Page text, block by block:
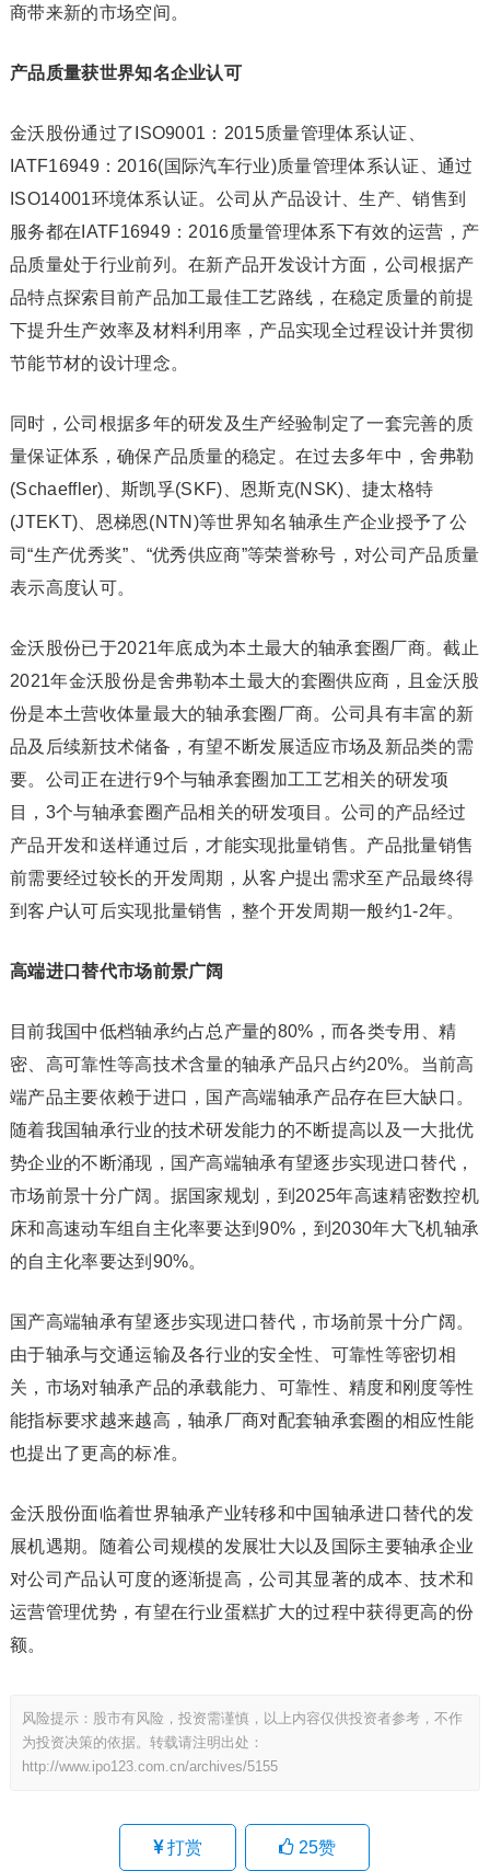
商带来新的市场空间。
产品质量获世界知名企业认可
金沃股份通过了ISO9001：2015质量管理体系认证、
IATF16949：2016(国际汽车行业)质量管理体系认证、通过
ISO14001环境体系认证。公司从产品设计、生产、销售到
服务都在IATF16949：2016质量管理体系下有效的运营，产
品质量处于行业前列。在新产品开发设计方面，公司根据产
品特点探索目前产品加工最佳工艺路线，在稳定质量的前提
下提升生产效率及材料利用率，产品实现全过程设计并贯彻
节能节材的设计理念。
同时，公司根据多年的研发及生产经验制定了一套完善的质
量保证体系，确保产品质量的稳定。在过去多年中，舍弗勒
(Schaeffler)、斯凯孚(SKF)、恩斯克(NSK)、捷太格特
(JTEKT)、恩梯恩(NTN)等世界知名轴承生产企业授予了公
司“生产优秀奖”、“优秀供应商”等荣誉称号，对公司产品质量
表示高度认可。
金沃股份已于2021年底成为本土最大的轴承套圈厂商。截止
2021年金沃股份是舍弗勒本土最大的套圈供应商，且金沃股
份是本土营收体量最大的轴承套圈厂商。公司具有丰富的新
品及后续新技术储备，有望不断发展适应市场及新品类的需
要。公司正在进行9个与轴承套圈加工工艺相关的研发项
目，3个与轴承套圈产品相关的研发项目。公司的产品经过
产品开发和送样通过后，才能实现批量销售。产品批量销售
前需要经过较长的开发周期，从客户提出需求至产品最终得
到客户认可后实现批量销售，整个开发周期一般约1-2年。
高端进口替代市场前景广阔
目前我国中低档轴承约占总产量的80%，而各类专用、精
密、高可靠性等高技术含量的轴承产品只占约20%。当前高
端产品主要依赖于进口，国产高端轴承产品存在巨大缺口。
随着我国轴承行业的技术研发能力的不断提高以及一大批优
势企业的不断涌现，国产高端轴承有望逐步实现进口替代，
市场前景十分广阔。据国家规划，到2025年高速精密数控机
床和高速动车组自主化率要达到90%，到2030年大飞机轴承
的自主化率要达到90%。
国产高端轴承有望逐步实现进口替代，市场前景十分广阔。
由于轴承与交通运输及各行业的安全性、可靠性等密切相
关，市场对轴承产品的承载能力、可靠性、精度和刚度等性
能指标要求越来越高，轴承厂商对配套轴承套圈的相应性能
也提出了更高的标准。
金沃股份面临着世界轴承产业转移和中国轴承进口替代的发
展机遇期。随着公司规模的发展壮大以及国际主要轴承企业
对公司产品认可度的逐渐提高，公司其显著的成本、技术和
运营管理优势，有望在行业蛋糕扩大的过程中获得更高的份
额。
风险提示：股市有风险，投资需谨慎，以上内容仅供投资者参考，不作
为投资决策的依据。转载请注明出处：
http://www.ipo123.com.cn/archives/5155
打赏 25赞